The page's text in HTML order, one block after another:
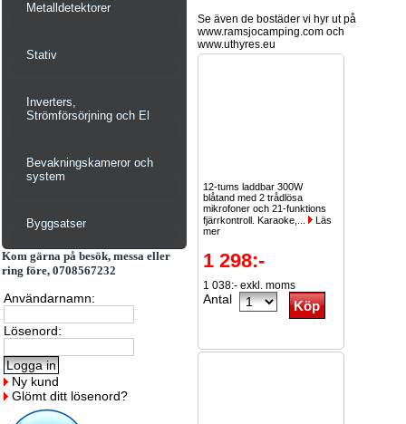
Metalldetektorer
Stativ
Inverters,
Strömförsörjning och El
Bevakningskameror och
system
Byggsatser
Kom gärna på besök, messa eller
ring före, 0708567232
Användarnamn:
Lösenord:
Ny kund
Glömt ditt lösenord?
Se även de bostäder vi hyr ut på
www.ramsjocamping.com och
www.uthyres.eu
12-tums laddbar 300W
blåtand med 2 trådlösa
mikrofoner och 21-funktions
fjärrkontroll. Karaoke,...
Läs
mer
1 298:-
1 038:- exkl. moms
Antal